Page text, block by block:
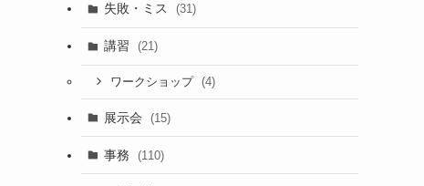
失敗・ミス (31)
講習 (21)
ワークショップ (4)
展示会 (15)
事務 (110)